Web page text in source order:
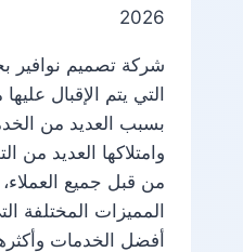
2026
شركة تصميم نوافير
التي يتم الإقبال
بسبب العديد من
وامتلاكها العديد من
من قبل جميع
المميزات المختلفة
أفضل الخدمات